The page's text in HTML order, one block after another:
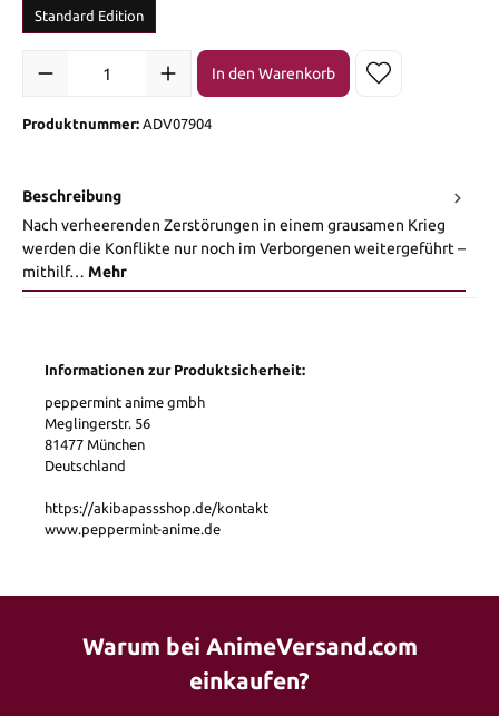
Standard Edition
Produkt Anzahl: Gib den gewünschten Wert ein oder benutze die
In den Warenkorb
Produktnummer: ADV07904
Beschreibung
Nach verheerenden Zerstörungen in einem grausamen Krieg
werden die Konflikte nur noch im Verborgenen weitergeführt –
mithilf… Mehr
Informationen zur Produktsicherheit:
peppermint anime gmbh
Meglingerstr. 56
81477 München
Deutschland
https://akibapassshop.de/kontakt
www.peppermint-anime.de
Warum bei AnimeVersand.com
einkaufen?